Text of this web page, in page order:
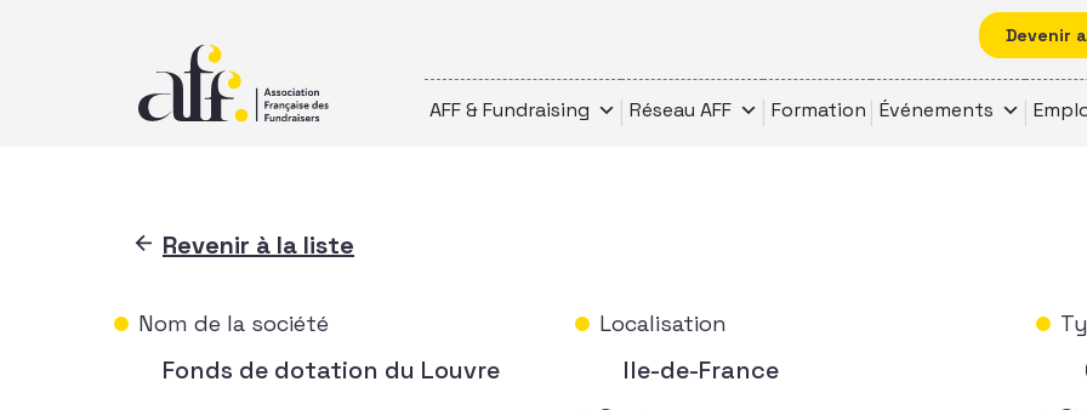
Devenir
AFF & Fundraising Réseau AFF Formation Événements
Revenir à la liste
Nom de la société
Fonds de dotation du Louvre
Localisation
Ile-de-France